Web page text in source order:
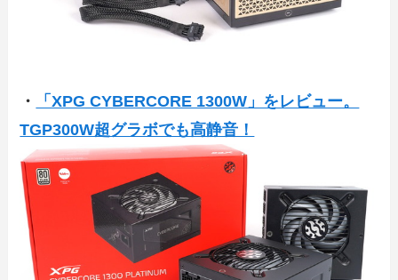
・
「XPG CYBERCORE 1300W」をレビュー。
TGP300W超グラボでも高静音！